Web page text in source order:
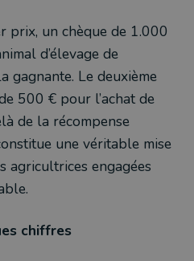
un chèque de 1.000
d’élevage de
gagnante. Le deuxième
500 € pour l’achat de
de la récompense
une véritable mise
agricultrices engagées
chiffres